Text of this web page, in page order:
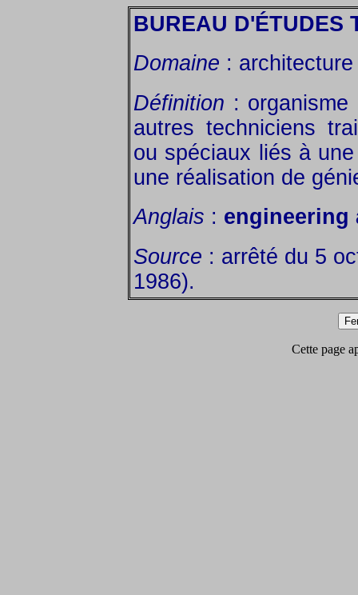
BUREAU D'ÉTUDES
Domaine :
Définition :
autres techniciens
ou spéciaux liés à
une réalisation de
Anglais : engineering
Source : arrêté du 5
1986).
Cette page